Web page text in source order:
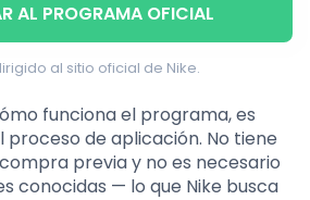
AL PROGRAMA OFICIAL
al sitio oficial de Nike.
funciona el programa, es
de aplicación. No tiene
previa y no es necesario
conocidas — lo que Nike busca